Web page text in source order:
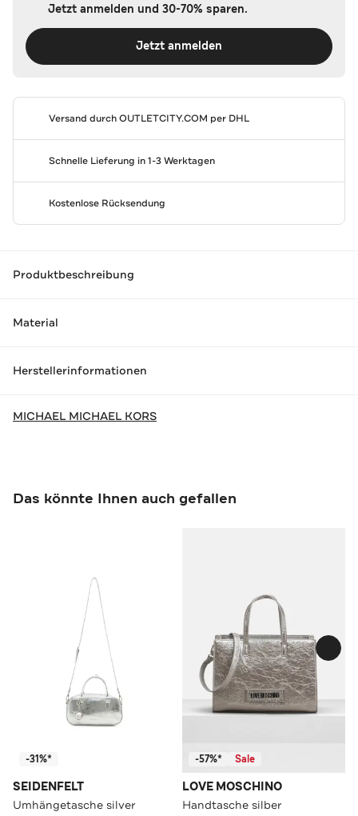
Jetzt anmelden und 30-70% sparen.
Jetzt anmelden
Versand durchOUTLETCITY.COM per DHL
Schnelle Lieferung in 1-3 Werktagen
Kostenlose Rücksendung
Produktbeschreibung
Material
Herstellerinformationen
MICHAEL MICHAEL KORS
Das könnte Ihnen auch gefallen
-31%*
SEIDENFELT
Umhängetasche silver
-57%* Sale
LOVE MOSCHINO
Handtasche silber